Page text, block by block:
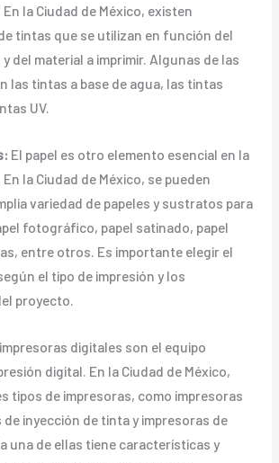
la Ciudad de México, existen
tintas que se utilizan en función del
del material a imprimir. Algunas de las
las tintas a base de agua, las tintas
UV.
El papel es otro elemento esencial en la
la Ciudad de México, se pueden
variedad de papeles y sustratos para
fotográfico, papel satinado, papel
entre otros. Es importante elegir el
el tipo de impresión y los
proyecto.
digitales son el equipo
digital. En la Ciudad de México,
tipos de impresoras, como impresoras
de inyección de tinta y impresoras de
una de ellas tiene características y